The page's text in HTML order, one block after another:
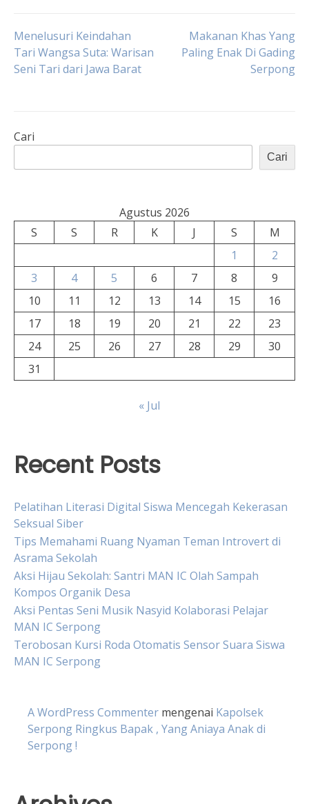
Navigasi
pos
Menelusuri Keindahan
Tari Wangsa Suta: Warisan
Seni Tari dari Jawa Barat
Makanan Khas Yang
Paling Enak Di Gading
Serpong
Cari
Cari
Agustus 2026
S
S R K J S
M
1
2
3
4 5 6 7 8
9
10
11 12 13 14 15
16
17
18 19 20 21 22
23
24
25 26 27 28 29
30
31
« Jul
Recent Posts
Pelatihan Literasi Digital Siswa Mencegah Kekerasan
Seksual Siber
Tips Memahami Ruang Nyaman Teman Introvert di
Asrama Sekolah
Aksi Hijau Sekolah: Santri MAN IC Olah Sampah
Kompos Organik Desa
Aksi Pentas Seni Musik Nasyid Kolaborasi Pelajar
MAN IC Serpong
Terobosan Kursi Roda Otomatis Sensor Suara Siswa
MAN IC Serpong
A WordPress Commenter mengenai Kapolsek
Serpong Ringkus Bapak , Yang Aniaya Anak di
Serpong !